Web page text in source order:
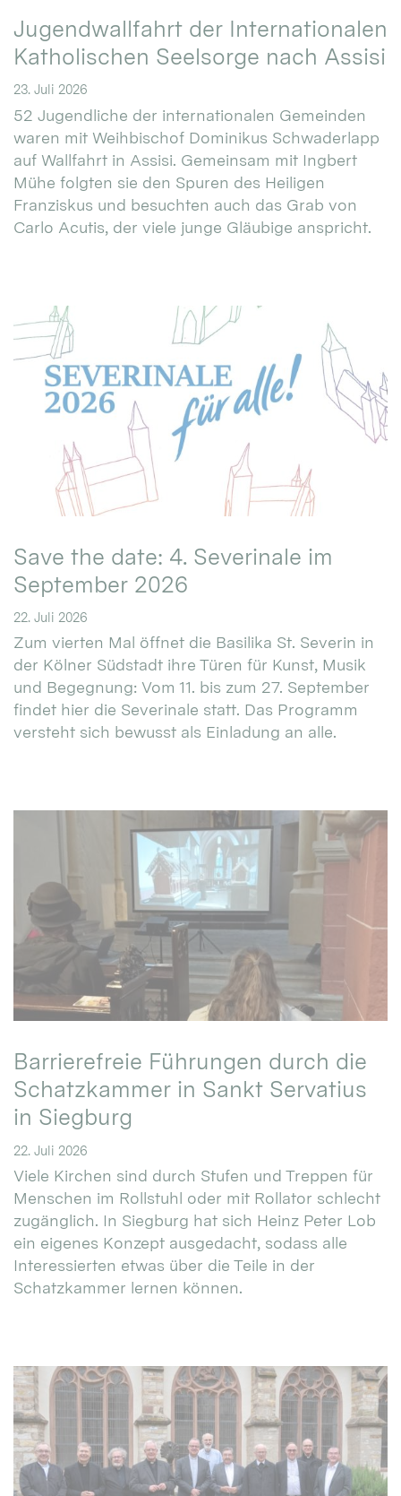
Jugendwallfahrt der Internationalen
Katholischen Seelsorge nach Assisi
23. Juli 2026
52 Jugendliche der internationalen Gemeinden
waren mit Weihbischof Dominikus Schwaderlapp
auf Wallfahrt in Assisi. Gemeinsam mit Ingbert
Mühe folgten sie den Spuren des Heiligen
Franziskus und besuchten auch das Grab von
Carlo Acutis, der viele junge Gläubige anspricht.
Save the date: 4. Severinale im
September 2026
22. Juli 2026
Zum vierten Mal öffnet die Basilika St. Severin in
der Kölner Südstadt ihre Türen für Kunst, Musik
und Begegnung: Vom 11. bis zum 27. September
findet hier die Severinale statt. Das Programm
versteht sich bewusst als Einladung an alle.
Barrierefreie Führungen durch die
Schatzkammer in Sankt Servatius
in Siegburg
22. Juli 2026
Viele Kirchen sind durch Stufen und Treppen für
Menschen im Rollstuhl oder mit Rollator schlecht
zugänglich. In Siegburg hat sich Heinz Peter Lob
ein eigenes Konzept ausgedacht, sodass alle
Interessierten etwas über die Teile in der
Schatzkammer lernen können.